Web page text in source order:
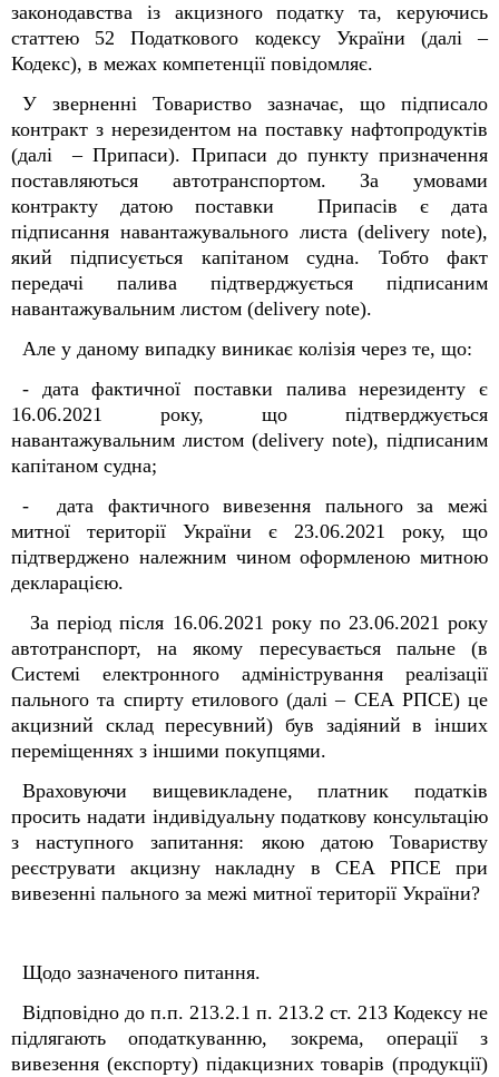
законодавства із акцизного податку та, керуючись
статтею 52 Податкового кодексу України (далі –
Кодекс), в межах компетенції повідомляє.
У зверненні Товариство зазначає, що підписало
контракт з нерезидентом на поставку нафтопродуктів
(далі – Припаси). Припаси до пункту призначення
поставляються автотранспортом. За умовами
контракту датою поставки Припасів є дата
підписання навантажувального листа (delivery note),
який підписується капітаном судна. Тобто факт
передачі палива підтверджується підписаним
навантажувальним листом (delivery note).
Але у даному випадку виникає колізія через те, що:
- дата фактичної поставки палива нерезиденту є
16.06.2021 року, що підтверджується
навантажувальним листом (delivery note), підписаним
капітаном судна;
- дата фактичного вивезення пального за межі
митної території України є 23.06.2021 року, що
підтверджено належним чином оформленою митною
декларацією.
За період після 16.06.2021 року по 23.06.2021 року
автотранспорт, на якому пересувається пальне (в
Системі електронного адміністрування реалізації
пального та спирту етилового (далі – СЕА РПСЕ) це
акцизний склад пересувний) був задіяний в інших
переміщеннях з іншими покупцями.
Враховуючи вищевикладене, платник податків
просить надати індивідуальну податкову консультацію
з наступного запитання: якою датою Товариству
реєструвати акцизну накладну в СЕА РПСЕ при
вивезенні пального за межі митної території України?
Щодо зазначеного питання.
Відповідно до п.п. 213.2.1 п. 213.2 ст. 213 Кодексу не
підлягають оподаткуванню, зокрема, операції з
вивезення (експорту) підакцизних товарів (продукції)